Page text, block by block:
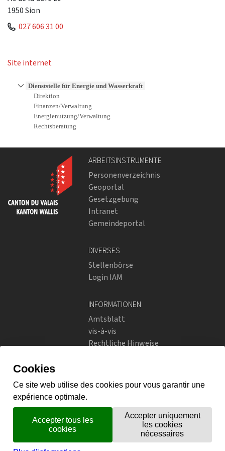
1950Sion
027 606 31 00
Site internet
Dienststelle für Energie und Wasserkraft
Direktion
Finanzen/Verwaltung
Energienutzung/Verwaltung
Rechtsberatung
ARBEITSINSTRUMENTE
Personenverzeichnis
Geoportal
Gesetzgebung
Intranet
Gemeindeportal
DIVERSES
Stellenbörse
Login IAM
INFORMATIONEN
Amtsblatt
vis-à-vis
Rechtliche Hinweise
Instagram
flickr